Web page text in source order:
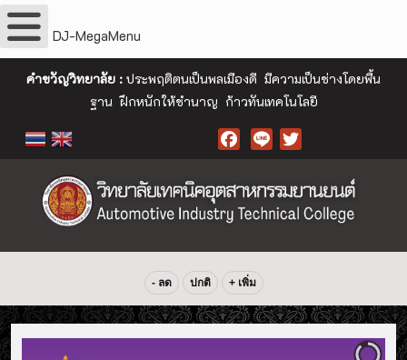
DJ-MegaMenu
คำขวัญวิทยาลัย : ประพฤติตนเป็นพลเมืองดี มีความเป็นช่างโดยพื้น
ฐาน ฝึกหนักให้ชำนาญ ก้าวทันเทคโนโลยี
- ลด ปกติ + เพิ่ม